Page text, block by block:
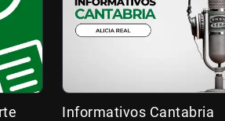
Informativos Cantabria